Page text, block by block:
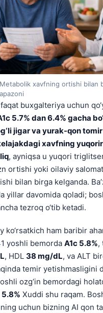
Metabolik xavfning ortishi bilan
buxgalteriya uchun
5.7% dan 6.4% gacha
jigar va yurak-qon
xavfning
, ayniqsa u yuqori
ortishi yoki oilaviy
bilan birga kelganda.
yillar davomida qoladi;
tezroq o‘tib ketadi.
ko‘rsatkich ham baribir
yoshli bemorda A1c 5.8%,
, HDL 38 mg/dL, va ALT
temir yetishmasligini
ozg‘in bemordagi
5.8% Xuddi shu raqam.
uchun bizning AI qon